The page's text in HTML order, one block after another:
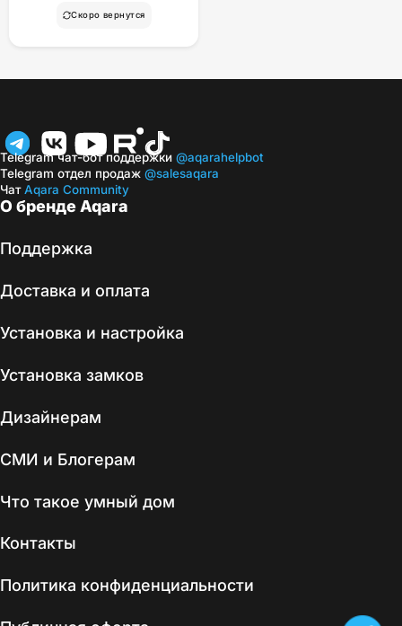
Скоро вернутся
О бренде Aqara
Поддержка
Доставка и оплата
Установка и настройка
Установка замков
Дизайнерам
СМИ и Блогерам
Что такое умный дом
Контакты
Политика конфиденциальности
Telegram чат-бот поддержки @aqarahelpbot
Telegram отдел продаж @salesaqara
ЧатAqara Community